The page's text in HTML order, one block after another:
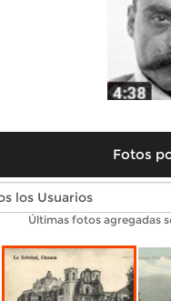
Fotos
Fotos
Últimas fotos agregadas